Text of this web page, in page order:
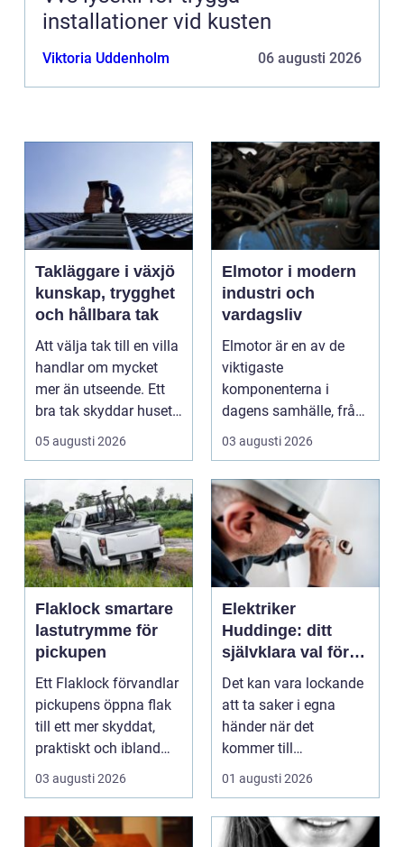
installationer vid kusten
Viktoria Uddenholm 06 augusti 2026
Takläggare i växjö
kunskap, trygghet
och hållbara tak
Att välja tak till en villa
handlar om mycket
mer än utseende. Ett
bra tak skyddar huset
mot regn, s...
05 augusti 2026
Elmotor i modern
industri och
vardagsliv
Elmotor är en av de
viktigaste
komponenterna i
dagens samhälle, från
små hushållsapparater
till stor...
03 augusti 2026
Flaklock smartare
lastutrymme för
pickupen
Ett Flaklock förvandlar
pickupens öppna flak
till ett mer skyddat,
praktiskt och ibland
också mer br...
03 augusti 2026
Elektriker
Huddinge: ditt
självklara val för
säker elinstallation
Det kan vara lockande
att ta saker i egna
händer när det
kommer till
hemförbättr...
01 augusti 2026